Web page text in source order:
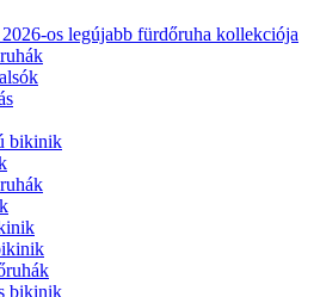
os legújabb fürdőruha kollekciója
bikinik
bikinik